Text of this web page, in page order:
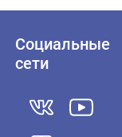
Социальные
сети